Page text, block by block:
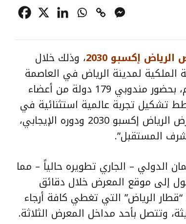
إكسبو 2030
، وذلك خلال
لمدينة الرياض في العاصمة
الفرنسية باريس يوم الاثنين 19 يونيو 2023م، بحضور مندوبي 179 دولة من أعضاء
تشكيل تجربة عالمية استثنائية في
تاريخ معارض إكسبو، كما يعكس أهمية معرض الرياض إكسبو 2030 ودوره الإيجابي،
المستقبل”.
الدولي – الجاري تطويره حالياً – مما
إلى موقع المعرض خلال دقائق
الرياض” التي تغطي كافة أرجاء
وتتصل بأحد مداخل المعرض الثلاثة.